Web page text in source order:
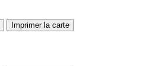
Imprimer la carte